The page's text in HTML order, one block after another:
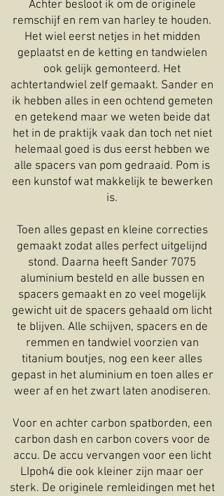
Achter besloot ik om de originele
remschijf en rem van harley te houden.
Het wiel eerst netjes in het midden
geplaatst en de ketting en tandwielen
ook gelijk gemonteerd. Het
achtertandwiel zelf gemaakt. Sander en
ik hebben alles in een ochtend gemeten
en getekend maar we weten beide dat
het in de praktijk vaak dan toch net niet
helemaal goed is dus eerst hebben we
alle spacers van pom gedraaid. Pom is
een kunstof wat makkelijk te bewerken
is.
Toen alles gepast en kleine correcties
gemaakt zodat alles perfect uitgelijnd
stond. Daarna heeft Sander 7075
aluminium besteld en alle bussen en
spacers gemaakt en zo veel mogelijk
gewicht uit de spacers gehaald om licht
te blijven. Alle schijven, spacers en de
remmen en tandwiel voorzien van
titanium boutjes, nog een keer alles
gepast in het aluminium en toen alles er
weer af en het zwart laten anodiseren.
Voor en achter carbon spatborden, een
carbon dash en carbon covers voor de
accu. De accu vervangen voor een licht
LIpoh4 die ook kleiner zijn maar oer
sterk. De originele remleidingen met het